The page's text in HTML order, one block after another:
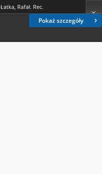
Pokaż szczegóły
Łatka, Rafał. Rec.